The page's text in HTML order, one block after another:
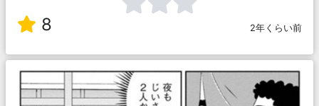
8 2年くらい前